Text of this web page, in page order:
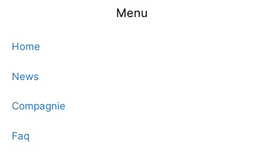
Menu
Home
News
Compagnie
Faq